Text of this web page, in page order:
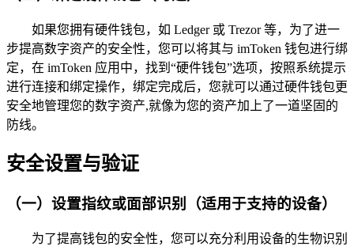
如果您拥有硬件钱包，如 Ledger 或 Trezor 等，为了进一
步提高数字资产的安全性，您可以将其与 imToken 钱包进行绑
定，在 imToken 应用中，找到“硬件钱包”选项，按照系统提示
进行连接和绑定操作，绑定完成后，您就可以通过硬件钱包更
安全地管理您的数字资产,就像为您的资产加上了一道坚固的
防线。
安全设置与验证
（一）设置指纹或面部识别（适用于支持的设备）
为了提高钱包的安全性，您可以充分利用设备的生物识别